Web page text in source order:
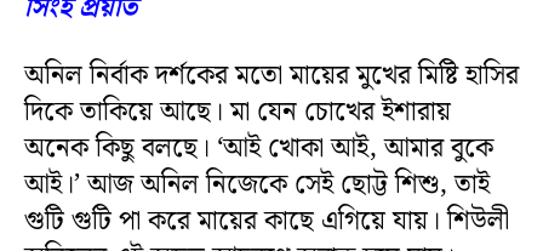
অনিল নির্বাক দর্শকের মতো মায়ের মুখের মিষ্টি হাসির
দিকে তাকিয়ে আছে। মা যেন চোখের ইশারায়
অনেক কিছু বলছে। ‘আই খোকা আই, আমার বুকে
আই।’ আজ অনিল নিজেকে সেই ছোট্ট শিশু, তাই
গুটি গুটি পা করে মায়ের কাছে এগিয়ে যায়। শিউলী